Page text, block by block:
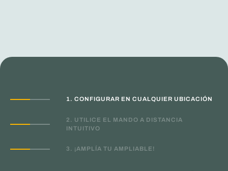
1. CONFIGURAR EN CUALQUIER UBICACIÓN
2. UTILICE EL MANDO A DISTANCIA
INTUITIVO
3. ¡AMPLÍA TU AMPLIABLE!